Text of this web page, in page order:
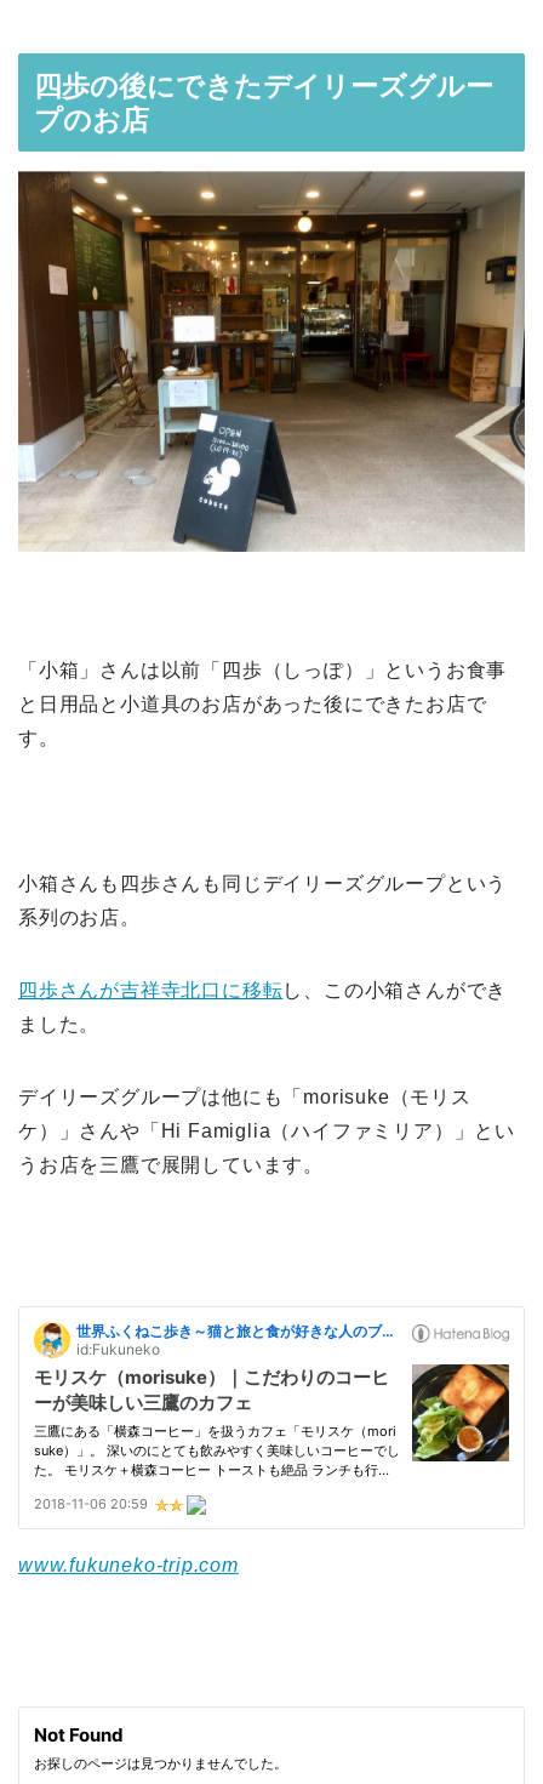
四歩の後にできたデイリーズグルー
プのお店
「小箱」さんは以前「四歩（しっぽ）」というお食事
と日用品と小道具のお店があった後にできたお店で
す。
小箱さんも四歩さんも同じデイリーズグループという
系列のお店。
四歩さんが吉祥寺北口に移転し、この小箱さんができ
ました。
デイリーズグループは他にも「morisuke（モリス
ケ）」さんや「Hi Famiglia（ハイファミリア）」とい
うお店を三鷹で展開しています。
www.fukuneko-trip.com